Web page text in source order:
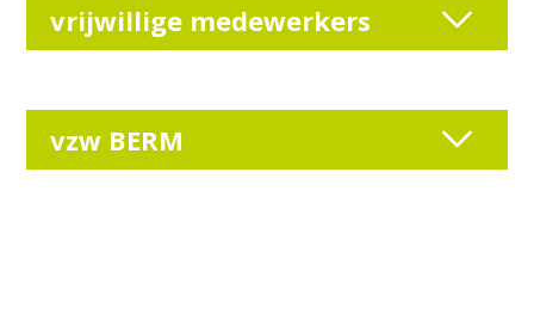
vrijwillige medewerkers
vzw BERM